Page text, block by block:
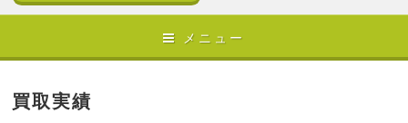
メニュー
買取実績